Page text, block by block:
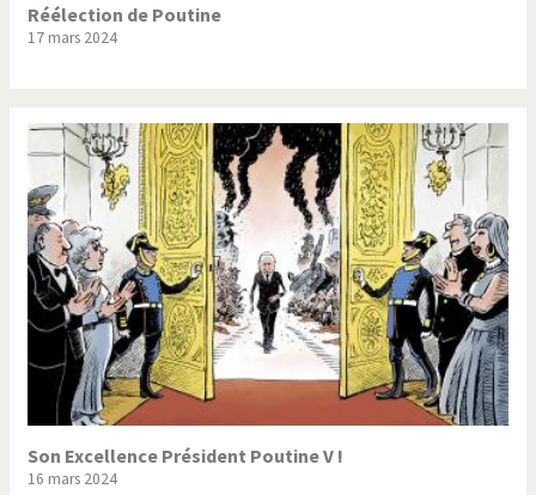
Réélection de Poutine
17 mars 2024
Son Excellence Président Poutine V !
16 mars 2024